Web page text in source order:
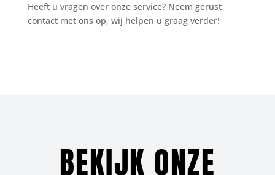
Heeft u vragen over onze service? Neem gerust
contact met ons op, wij helpen u graag verder!
BEKIJK ONZE